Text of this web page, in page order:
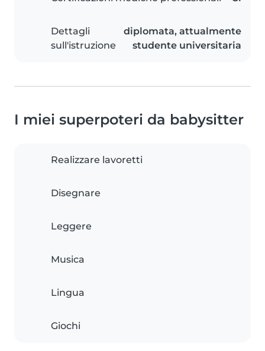
Dettagli
sull'istruzione
diplomata, attualmente
studente universitaria
I miei superpoteri da babysitter
Realizzare lavoretti
Disegnare
Leggere
Musica
Lingua
Giochi